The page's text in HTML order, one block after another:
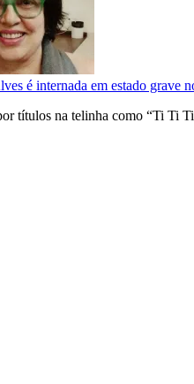
é internada em estado grave
títulos na telinha como “Ti Ti